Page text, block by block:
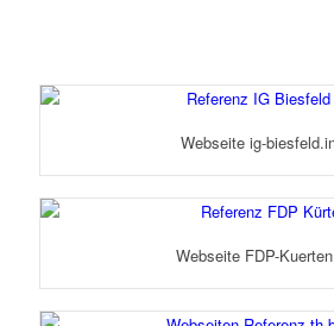
Webseite ig-
Webseite FDP-